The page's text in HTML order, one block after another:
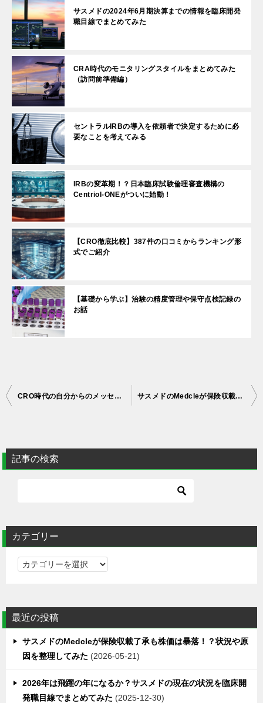
サスメドの2024年6月期決算までの情報を臨床開発
職目線でまとめてみた
CRA時代のモニタリングスタイルをまとめてみた
（訪問前準備編）
セントラルIRBの導入を依頼者で決定するために必
要なことを考えてみる
IRBの変革期！？日本臨床試験倫理審査機構の
Centriol-ONEがついに始動！
【CRO徹底比較】387件の口コミからランキング形
式でご紹介
【基礎から学ぶ】治験の精度管理や保守点検記録の
お話
投
稿
ゲ
ー
CRO時代の自分からのメッセージ～ここが変だよ依頼者さん②～ サスメドのMedcleが保険収載了承も株価は暴落！？状況や原因を整理してみた
記事の検索
カテゴリー
カ
リ
ー
最近の投稿
サスメドのMedcleが保険収載了承も株価は暴落！？状況や原
因を整理してみた
2026-05-21
2026年は飛躍の年になるか？サスメドの現在の状況を臨床開
発職目線でまとめてみた
2025-12-30